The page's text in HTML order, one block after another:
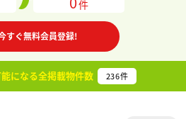
件
すぐ無料会員登録!
になる全掲載物件数 236件